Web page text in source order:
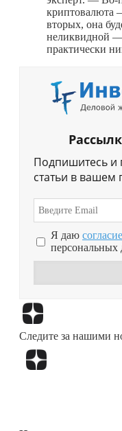
криптовалюта
вторых, она
неликвидной
практически
Подпишитесь и
статьи в
Я даю согласие
персональных
Следите за нашими